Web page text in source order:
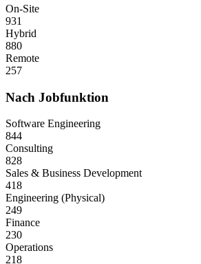
On-Site
931
Hybrid
880
Remote
257
Nach Jobfunktion
Software Engineering
844
Consulting
828
Sales & Business Development
418
Engineering (Physical)
249
Finance
230
Operations
218